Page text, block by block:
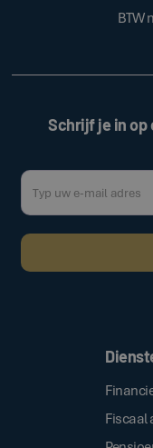
BTW
Schrijf je in op
Fiscaal